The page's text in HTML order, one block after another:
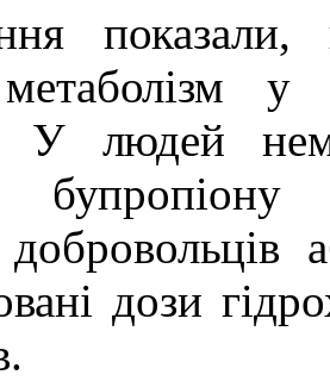
у
У людей
бупропіону
дози